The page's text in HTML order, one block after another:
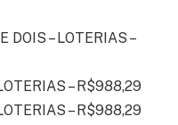
DOIS – LOTERIAS –
– R$988,29
– R$988,29